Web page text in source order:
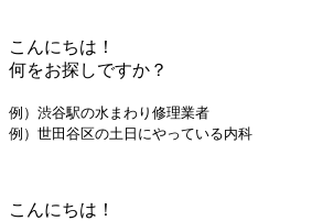
こんにちは！
何をお探しですか？
例）渋谷駅の水まわり修理業者
例）世田谷区の土日にやっている内科
こんにちは！